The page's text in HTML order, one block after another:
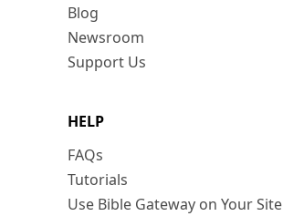
Blog
Newsroom
Support Us
HELP
FAQs
Tutorials
Use Bible Gateway on Your Site